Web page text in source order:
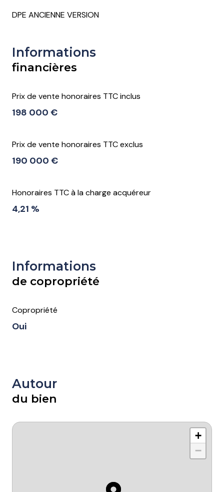
DPE ANCIENNE VERSION
Informations
financières
Prix de vente honoraires TTC inclus
198 000 €
Prix de vente honoraires TTC exclus
190 000 €
Honoraires TTC à la charge acquéreur
4,21 %
Informations
de copropriété
Copropriété
Oui
Autour
du bien
+
−